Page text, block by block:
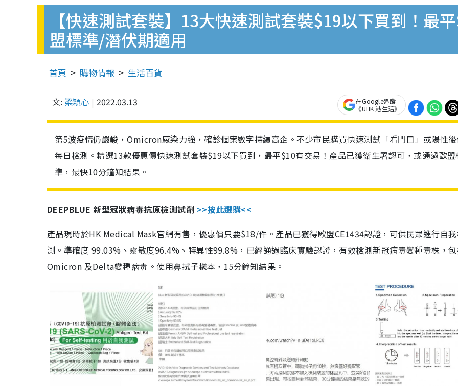
【快速測試套裝】13大快速測試套裝$19以下買到！最
盟標準/潛伏期適用
首頁 購物情報 生活百貨
文: 梁穎心 2022.03.13
在Google追蹤
《UHK 港生活》
第5波疫情仍嚴峻，Omicron感染力強，確診個案數字持續高企。不少市民購買快速測試「看門口」或陽性
每日檢測。精選13款優惠價快速測試套裝$19以下買到，最平$10有交易！產品已獲衛生署認可，或通過歐盟
準，最快10分鐘知結果。
DEEPBLUE 新型冠狀病毒抗原檢測試劑 >>按此選購<<
產品現時於HK Medical Mask官網有售，優惠價只要$18/件。產品已獲得歐盟CE1434認證，可供民眾進行自
測。準確度 99.03%、靈敏度96.4%、特異性99.8%，已經通過臨床實驗認證，有效檢測新冠病毒變種毒株，
Omicron 及Delta變種病毒。使用鼻拭子樣本，15分鐘知結果。